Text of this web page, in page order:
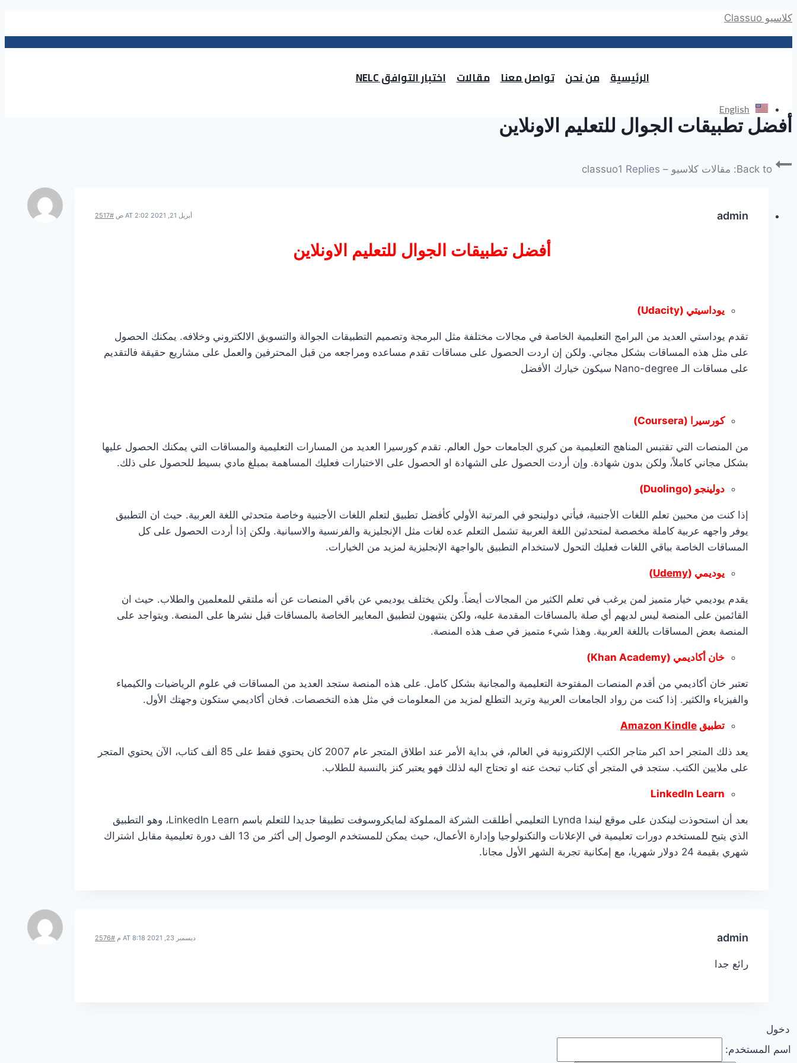
Skip
to
content
كلاسيو Classuo
الرئيسية من نحن تواصل معنا مقالات اختبار التوافق NELC
English
أفضل تطبيقات الجوال للتعليم الاونلاين
1 Replies
admin أبريل 21, 2021 AT 2:02 ص #2517
أفضل تطبيقات الجوال للتعليم الاونلاين
يوداسيتي (Udacity)
تقدم يوداستي العديد من البرامج التعليمية الخاصة في مجالات مختلفة مثل البرمجة وتصميم التطبيقات الجوالة والتسويق الالكتروني وخلافه. يمكنك الحصول
على مثل هذه المساقات بشكل مجاني. ولكن إن اردت الحصول على مساقات تقدم مساعده ومراجعه من قبل المحترفين والعمل على مشاريع حقيقة فالتقديم
على مساقات الـ Nano-degree سيكون خيارك الأفضل
كورسيرا (Coursera
)
من المنصات التي تقتبس المناهج التعليمية من كبري الجامعات حول العالم. تقدم كورسيرا العديد من المسارات التعليمية والمساقات التي يمكنك الحصول عليها
بشكل مجاني كاملاً، ولكن بدون شهادة. وإن أردت الحصول على الشهادة او الحصول على الاختبارات فعليك المساهمة بمبلغ مادي بسيط للحصول على ذلك.
دولينجو (Duolingo
)
إذا كنت من محبين تعلم اللغات الأجنبية، فيأتي دولينجو في المرتبة الأولي كأفضل تطبيق لتعلم اللغات الأجنبية وخاصة متحدثي اللغة العربية. حيث ان التطبيق
يوفر واجهه عربية كاملة مخصصة لمتحدثين اللغة العربية تشمل التعلم عده لغات مثل الإنجليزية والفرنسية والاسبانية. ولكن إذا أردت الحصول على كل
المساقات الخاصة بباقي اللغات فعليك التحول لاستخدام التطبيق بالواجهة الإنجليزية لمزيد من الخيارات.
يوديمي (
Udemy
)
يقدم يوديمي خيار متميز لمن يرغب في تعلم الكثير من المجالات أيضاً. ولكن يختلف يوديمي عن باقي المنصات عن أنه ملتقي للمعلمين والطلاب. حيث ان
القائمين على المنصة ليس لديهم أي صلة بالمساقات المقدمة عليه، ولكن ينتبهون لتطبيق المعايير الخاصة بالمساقات قبل نشرها على المنصة. ويتواجد على
المنصة بعض المساقات باللغة العربية. وهذا شيء متميز في صف هذه المنصة.
خان أكاديمي (Khan Academy
)
تعتبر خان أكاديمي من أقدم المنصات المفتوحة التعليمية والمجانية بشكل كامل. على هذه المنصة ستجد العديد من المساقات في علوم الرياضيات والكيمياء
والفيزياء والكثير. إذا كنت من رواد الجامعات العربية وتريد التطلع لمزيد من المعلومات في مثل هذه التخصصات. فخان أكاديمي ستكون وجهتك الأول.
تطبيق Amazon Kindle
يعد ذلك المتجر احد اكبر متاجر الكتب الإلكترونية في العالم، في بداية الأمر عند اطلاق المتجر عام 2007 كان يحتوي فقط على 85 ألف كتاب، الآن يحتوي المتجر
على ملايين الكتب. ستجد في المتجر أي كتاب تبحث عنه او تحتاج اليه لذلك فهو يعتبر كنز بالنسبة للطلاب.
LinkedIn Learn
بعد أن استحوذت لينكدن على موقع ليندا Lynda التعليمي أطلقت الشركة المملوكة لمايكروسوفت تطبيقا جديدا للتعلم باسم LinkedIn Learn، وهو التطبيق
الذي يتيح للمستخدم دورات تعليمية في الإعلانات والتكنولوجيا وإدارة الأعمال، حيث يمكن للمستخدم الوصول إلى أكثر من 13 الف دورة تعليمية مقابل اشتراك
شهري بقيمة 24 دولار شهريا، مع إمكانية تجربة الشهر الأول مجانا.
admin ديسمبر 23, 2021 AT 8:18 م #2576
رائع جدا
دخول
اسم المستخدم: